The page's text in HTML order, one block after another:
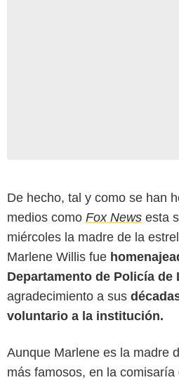
De hecho, tal y como se han
medios como Fox News esta
miércoles la madre de la
Marlene Willis fue
Departamento de Policía de
agradecimiento a sus
voluntario a la institución.
Aunque Marlene es la madre
más famosos, en la